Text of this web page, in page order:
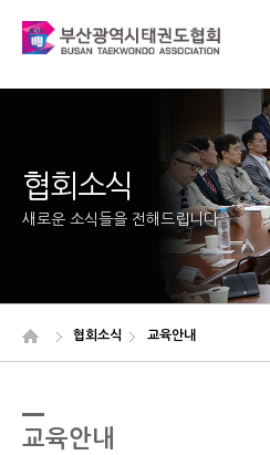
협회소식
새로운 소식들을 전해드립니다
협회소식 교육안내
교육안내